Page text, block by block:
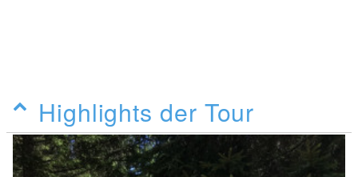
Highlights der Tour